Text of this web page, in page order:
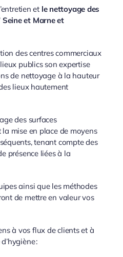
et le nettoyage des
et Marne et
des centres commerciaux
publics son expertise
de nettoyage à la hauteur
lieux hautement
des surfaces
mise en place de moyens
tenant compte des
présence liées à la
ainsi que les méthodes
de mettre en valeur vos
à vos flux de clients et à
: